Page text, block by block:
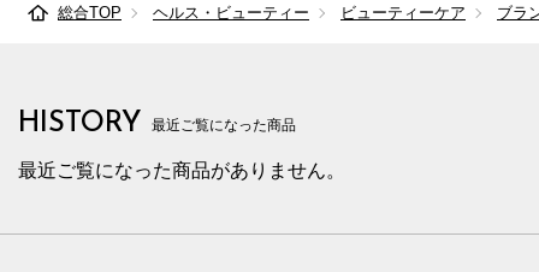
総合TOP ヘルス・ビューティー ビューティーケア ブラ
HISTORY 最近ご覧になった商品
最近ご覧になった商品がありません。